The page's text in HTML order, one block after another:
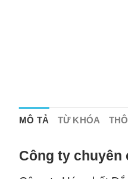
MÔ TẢ TỪ KHÓA
Công ty chuyên